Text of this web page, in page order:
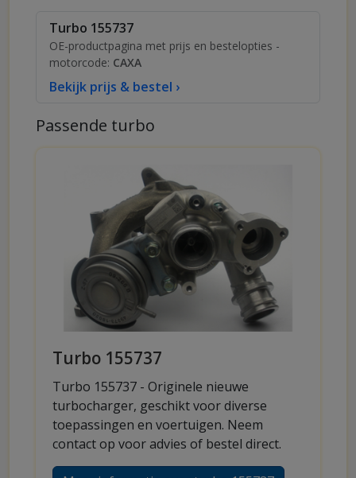
Turbo 155737
OE-productpagina met prijs en bestelopties -
motorcode: CAXA
Bekijk prijs & bestel ›
Passende turbo
Turbo 155737
Turbo 155737 - Originele nieuwe
turbocharger, geschikt voor diverse
toepassingen en voertuigen. Neem
contact op voor advies of bestel direct.